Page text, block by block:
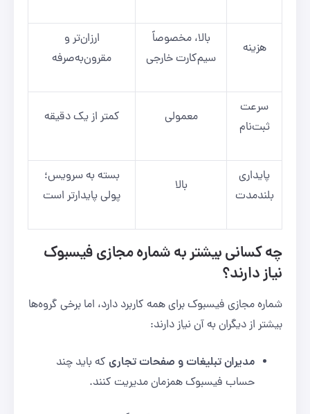
هزینه
بالا، مخصوصاً
سیم‌کارت خارجی
ارزان‌تر و
مقرون‌به‌صرفه
سرعت
ثبت‌نام
معمولی کمتر از یک دقیقه
پایداری
بلندمدت
بالا
بسته به سرویس؛
پولی پایدارتر است
چه کسانی بیشتر به شماره مجازی فیسبوک
نیاز دارند؟
شماره مجازی فیسبوک برای همه کاربرد دارد، اما برخی گروه‌ها
بیشتر از دیگران به آن نیاز دارند:
مدیران تبلیغات و صفحات تجاری که باید چند
حساب فیسبوک همزمان مدیریت کنند.